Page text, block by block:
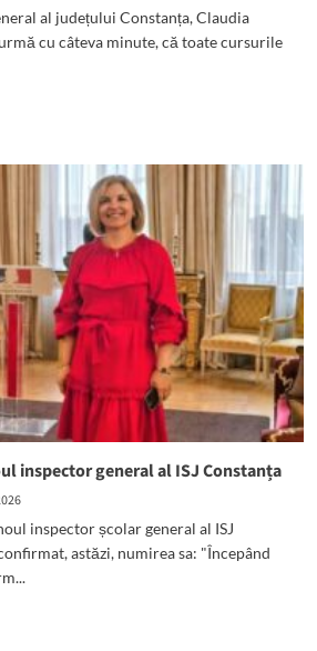
al județului Constanța, Claudia
cu câteva minute, că toate cursurile
inspector general al ISJ Constanța
inspector școlar general al ISJ
astăzi, numirea sa: "Începând